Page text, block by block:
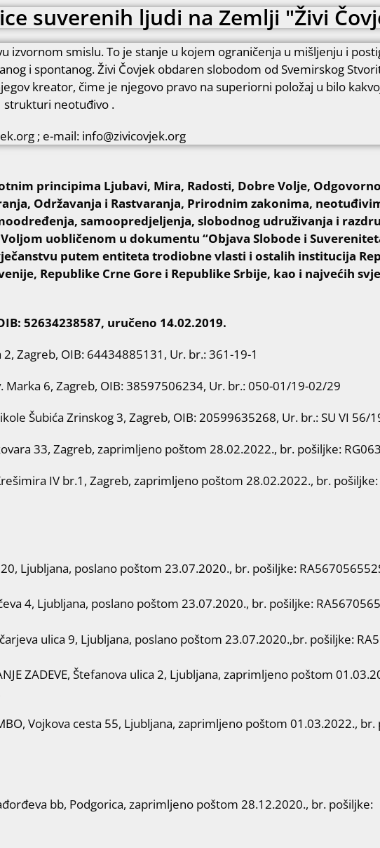
suverenih ljudi na Zemlji "Živi
izvornom smislu. To je stanje u kojem ograničenja u mišljenju i
i spontanog. Živi Čovjek obdaren slobodom od Svemirskog
kreator, čime je njegovo pravo na superiorni položaj u bilo
strukturi neotuđivo .
; e-mail: info@zivicovjek.org
principima Ljubavi, Mira, Radosti, Dobre Volje,
Održavanja i Rastvaranja, Prirodnim zakonima,
samoopredjeljenja, slobodnog udruživanja i
uobličenom u dokumentu “Objava Slobode i
putem entiteta trodiobne vlasti i ostalih institucija
Republike Crne Gore i Republike Srbije, kao i najvećih
52634238587, uručeno 14.02.2019.
2, Zagreb, OIB: 64434885131, Ur. br.: 361-19-1
Marka 6, Zagreb, OIB: 38597506234, Ur. br.: 050-01/19-02/29
Šubića Zrinskog 3, Zagreb, OIB: 20599635268, Ur. br.: SU VI 56/
33, Zagreb, zaprimljeno poštom 28.02.2022., br. pošiljke:
IV br.1, Zagreb, zaprimljeno poštom 28.02.2022., br. pošiljke:
20, Ljubljana, poslano poštom 23.07.2020., br. pošiljke:
4, Ljubljana, poslano poštom 23.07.2020., br. pošiljke:
ulica 9, Ljubljana, poslano poštom 23.07.2020.,br. pošiljke:
ZADEVE, Štefanova ulica 2, Ljubljana, zaprimljeno poštom
Vojkova cesta 55, Ljubljana, zaprimljeno poštom 01.03.2022., br.
bb, Podgorica, zaprimljeno poštom 28.12.2020., br. pošiljke: